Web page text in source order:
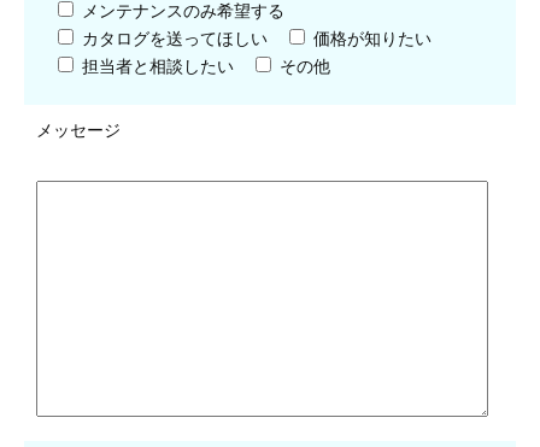
メンテナンスのみ希望する
カタログを送ってほしい
価格が知りたい
担当者と相談したい
その他
メッセージ